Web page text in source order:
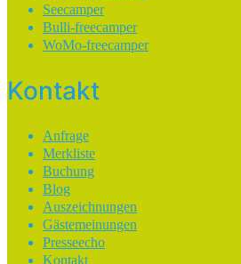
Seecamper
Bulli-freecamper
WoMo-freecamper
Kontakt
Anfrage
Merkliste
Buchung
Blog
Auszeichnungen
Gästemeinungen
Presseecho
Kontakt